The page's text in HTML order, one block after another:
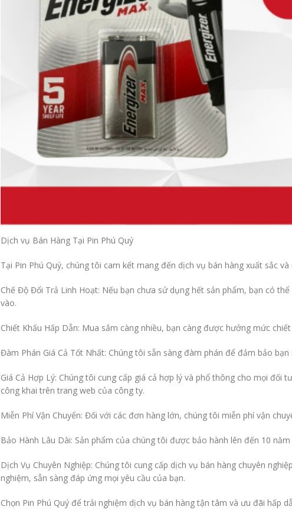
Dịch vụ Bán Hàng Tại Pin Phú Quý
Tại Pin Phú Quý, chúng tôi cam kết mang đến dịch vụ bán hàng xuất sắc
Chế Độ Đổi Trả Linh Hoạt: Nếu bạn chưa sử dụng hết sản phẩm, bạn có
vào.
Chiết Khấu Hấp Dẫn: Mua sắm càng nhiều, bạn càng được hưởng mức
Đàm Phán Giá Cả Tốt Nhất: Chúng tôi sẵn sàng đàm phán để đảm bảo
Giá Cả Hợp Lý: Chúng tôi cung cấp giá cả hợp lý và phổ thông cho mọi
công khai trên trang web của công ty.
Miễn Phí Vận Chuyển: Đối với các đơn hàng lớn, chúng tôi miễn phí vận
Bảo Hành Lâu Dài: Sản phẩm của chúng tôi được bảo hành lên đến 10
Dịch Vụ Chuyên Nghiệp: Chúng tôi cung cấp dịch vụ bán hàng chuyên
nghiệm, sẵn sàng đáp ứng mọi yêu cầu của bạn.
Chọn Pin Phú Quý để trải nghiệm dịch vụ bán hàng tận tâm và ưu đãi hấp